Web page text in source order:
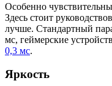
Особенно
Здесь стоит
лучше. Стандартный
мс, геймерские
0,3 мс.
Яркость